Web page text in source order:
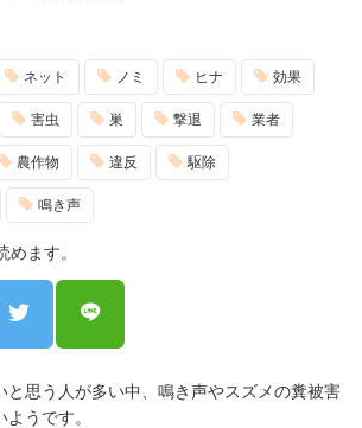
ネット ノミ ヒナ 効果
害虫 巣 撃退 業者
農作物 違反 駆除
鳴き声
めます。
と思う人が多い中、鳴き声やスズメの糞被害
うです。